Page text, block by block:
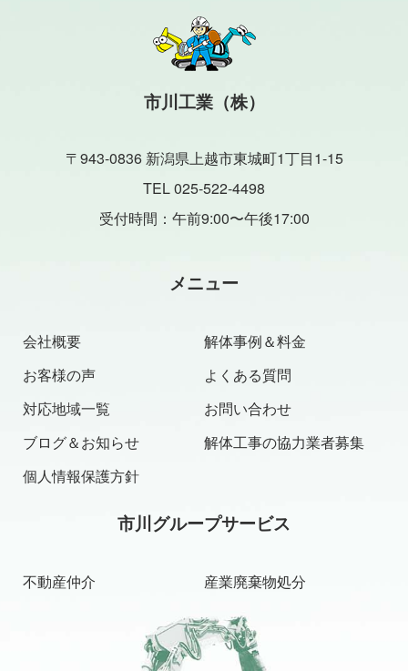
市川工業（株）
〒943-0836 新潟県上越市東城町1丁目1-15
TEL 025-522-4498
受付時間：午前9:00〜午後17:00
メニュー
会社概要
解体事例＆料金
お客様の声
よくある質問
対応地域一覧
お問い合わせ
ブログ＆お知らせ
解体工事の協力業者募集
個人情報保護方針
市川グループサービス
不動産仲介 産業廃棄物処分